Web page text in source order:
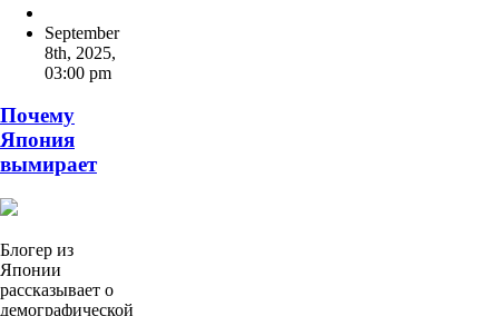
September
8th, 2025,
03:00 pm
Почему
Япония
вымирает
Блогер из
Японии
рассказывает о
демографической